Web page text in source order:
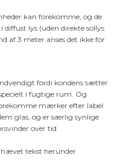
kan forekomme, og de
diffust lys (uden direkte sollys
af 3 meter anses det ikke for
fordi kondens sætter
i fugtige rum. Og
mærker efter label
glas, og er særlig synlige
over tid.
tekst herunder